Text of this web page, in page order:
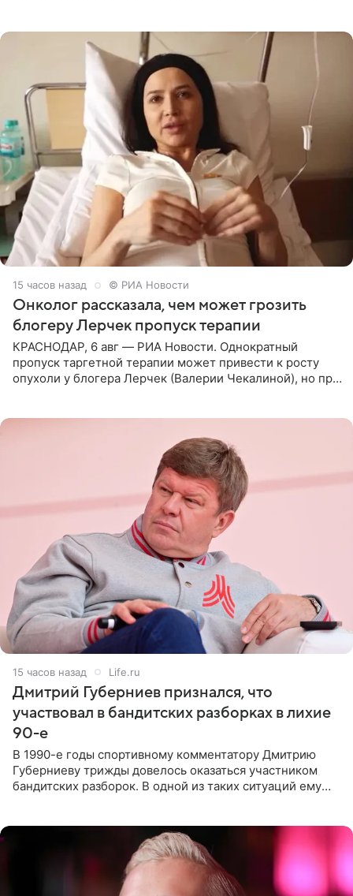
15 часов назад © РИА Новости
Онколог рассказала, чем может грозить
блогеру Лерчек пропуск терапии
КРАСНОДАР, 6 авг — РИА Новости. Однократный
пропуск таргетной терапии может привести к росту
опухоли у блогера Лерчек (Валерии Чекалиной), но при
15 часов назад Life.ru
Дмитрий Губерниев признался, что
участвовал в бандитских разборках в лихие
90-е
В 1990-е годы спортивному комментатору Дмитрию
Губерниеву трижды довелось оказаться участником
бандитских разборок. В одной из таких ситуаций ему